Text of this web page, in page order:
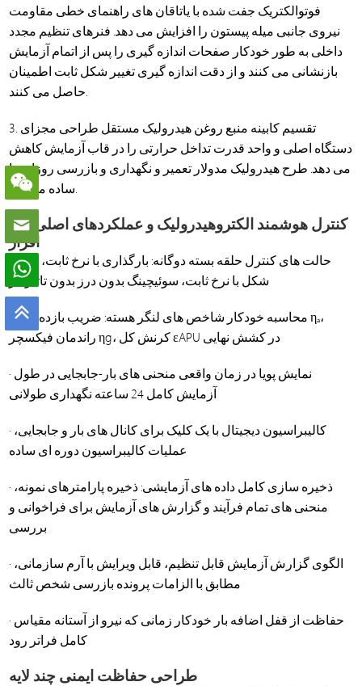
فوتوالکتریک جفت شده با یاتاقان های راهنمای خطی مقاومت
نیروی جانبی میله پیستون را افزایش می دهد. فنرهای تنظیم مجدد
داخلی به طور خودکار صفحات اندازه گیری را پس از اتمام آزمایش
بازنشانی می کنند و از دقت اندازه گیری تغییر شکل ثابت اطمینان
حاصل می کنند.
3. تقسیم کابینه منبع روغن هیدرولیک مستقل طراحی مجزای
دستگاه اصلی و واحد قدرت تداخل حرارتی را در قاب آزمایش کاهش
می دهد. طرح هیدرولیک مدولار تعمیر و نگهداری و بازرسی روزانه را
ساده می کند.
کنترل هوشمند الکتروهیدرولیک و عملکردهای اصلی نرم
افزار
· حالت های کنترل حلقه بسته دوگانه: بارگذاری با نرخ ثابت، تغییر
شکل با نرخ ثابت، سوئیچینگ بدون درز بدون تاثیر بار
راندمان فیکسچر ηg، کرنش کل εAPU در کشش نهایی
· نمایش پویا در زمان واقعی منحنی های بار-جابجایی در طول
آزمایش کامل 24 ساعته نگهداری طولانی
· کالیبراسیون دیجیتال با یک کلیک برای کانال های بار و جابجایی،
عملیات کالیبراسیون دوره ای ساده
· ذخیره سازی کامل داده های آزمایشی: ذخیره پارامترهای نمونه،
منحنی های تمام فرآیند و گزارش های آزمایش برای فراخوانی و
بررسی
· الگوی گزارش آزمایش قابل تنظیم، قابل ویرایش با آرم سازمانی،
مطابق با الزامات پرونده بازرسی شخص ثالث
· حفاظت از قفل اضافه بار خودکار زمانی که نیرو از آستانه مقیاس
کامل فراتر رود
طراحی حفاظت ایمنی چند لایه